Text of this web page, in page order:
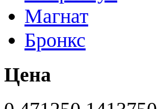
Магнат
Бронкс
Цена